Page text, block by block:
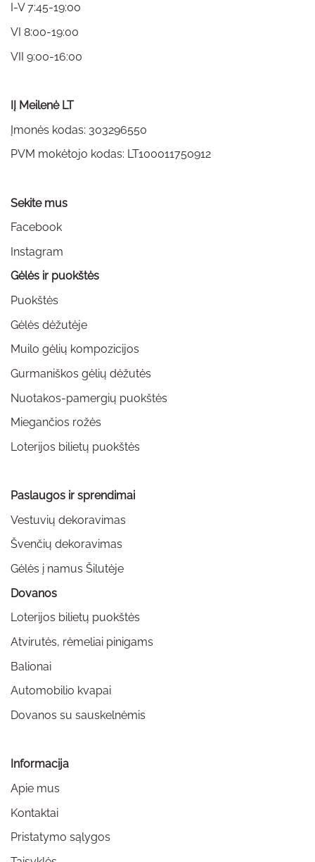
I-V 7:45-19:00
VI 8:00-19:00
VII 9:00-16:00
IĮ Meilenė LT
Įmonės kodas: 303296550
PVM mokėtojo kodas: LT100011750912
Sekite mus
Facebook
Instagram
Gėlės ir puokštės
Puokštės
Gėlės dėžutėje
Muilo gėlių kompozicijos
Gurmaniškos gėlių dėžutės
Nuotakos-pamergių puokštės
Miegančios rožės
Loterijos bilietų puokštės
Paslaugos ir sprendimai
Vestuvių dekoravimas
Švenčių dekoravimas
Gėlės į namus Šilutėje
Dovanos
Loterijos bilietų puokštės
Atvirutės, rėmeliai pinigams
Balionai
Automobilio kvapai
Dovanos su sauskelnėmis
Informacija
Apie mus
Kontaktai
Pristatymo sąlygos